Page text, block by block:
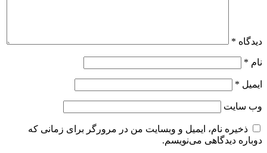
دیدگاه *
نام *
ایمیل *
وب‌ سایت
ذخیره نام، ایمیل و وبسایت من در مرورگر برای زمانی که
دوباره دیدگاهی می‌نویسم.